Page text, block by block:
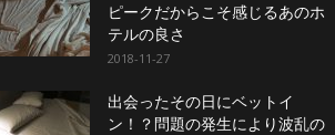
ピークだからこそ感じるあのホ
テルの良さ
2018-11-27
出会ったその日にベットイ
ン！？問題の発生により波乱の